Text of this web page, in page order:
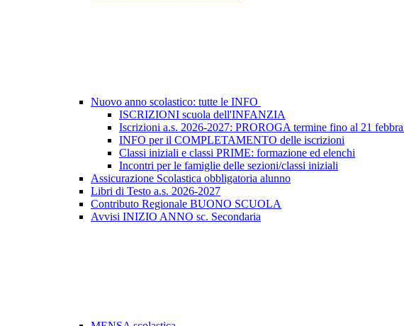
Nuovo anno scolastico: tutte le INFO
ISCRIZIONI scuola dell'INFANZIA
Iscrizioni a.s. 2026-2027: PROROGA termine fino al 21
INFO per il COMPLETAMENTO delle iscrizioni
Classi iniziali e classi PRIME: formazione ed elenchi
Incontri per le famiglie delle sezioni/classi iniziali
Assicurazione Scolastica obbligatoria alunno
Libri di Testo a.s. 2026-2027
Contributo Regionale BUONO SCUOLA
Avvisi INIZIO ANNO sc. Secondaria